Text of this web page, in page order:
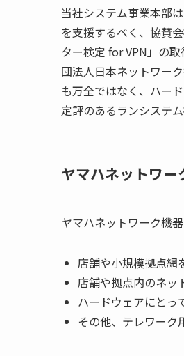
当社システム事業本部
を支援するべく、協賛
ター検定 for VPN」の
団法人日本ネットワー
も万全ではなく、ハー
定評のあるランシステ
ヤマハネットワー
ヤマハネットワーク機
店舗や小規模拠点網
店舗や拠点内のネッ
ハードウェアにとっ
その他、テレワーク